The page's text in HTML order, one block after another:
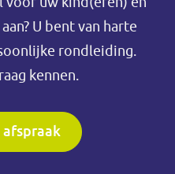
U bent van harte
rondleiding.
kennen.
afspraak